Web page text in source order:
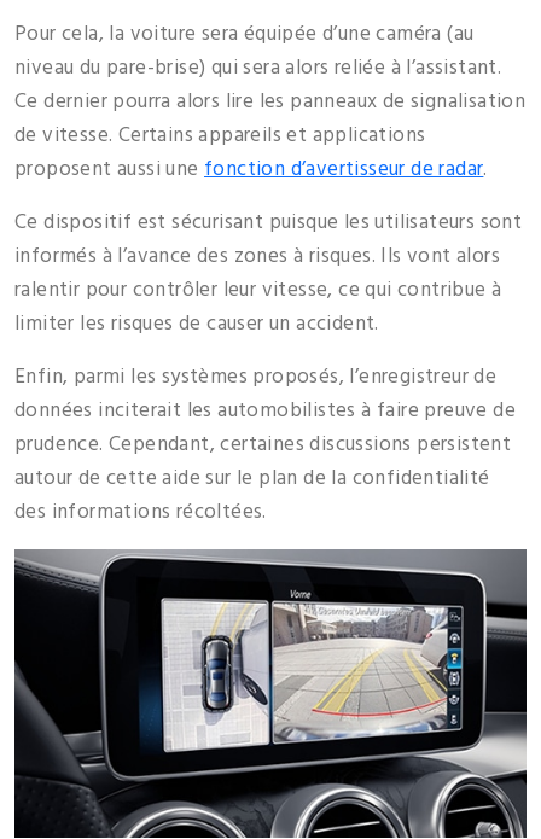
Pour cela, la voiture sera équipée d’une caméra (au
niveau du pare-brise) qui sera alors reliée à l’assistant.
Ce dernier pourra alors lire les panneaux de signalisation
de vitesse. Certains appareils et applications
proposent aussi une fonction d’avertisseur de radar.
Ce dispositif est sécurisant puisque les utilisateurs sont
informés à l’avance des zones à risques. Ils vont alors
ralentir pour contrôler leur vitesse, ce qui contribue à
limiter les risques de causer un accident.
Enfin, parmi les systèmes proposés, l’enregistreur de
données inciterait les automobilistes à faire preuve de
prudence. Cependant, certaines discussions persistent
autour de cette aide sur le plan de la confidentialité
des informations récoltées.